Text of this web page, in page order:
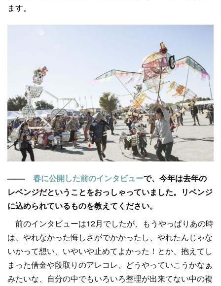
ます。
–––– 春に公開した前のインタビューで、今年は去年の
レベンジだということをおっしゃっていました。リベンジ
に込められているものを教えてください。
前のインタビューは12月でしたが、もうやっぱりあの時
は、やれなかった悔しさがでかかったし、やれたんじゃな
いかって想い、いやいや止めてよかった！とか、抱えてし
まった借金や段取りのアレコレ、どうやっていこうかなぁ
みたいな、自分の中でもいろいろ整理が出来てない中の複